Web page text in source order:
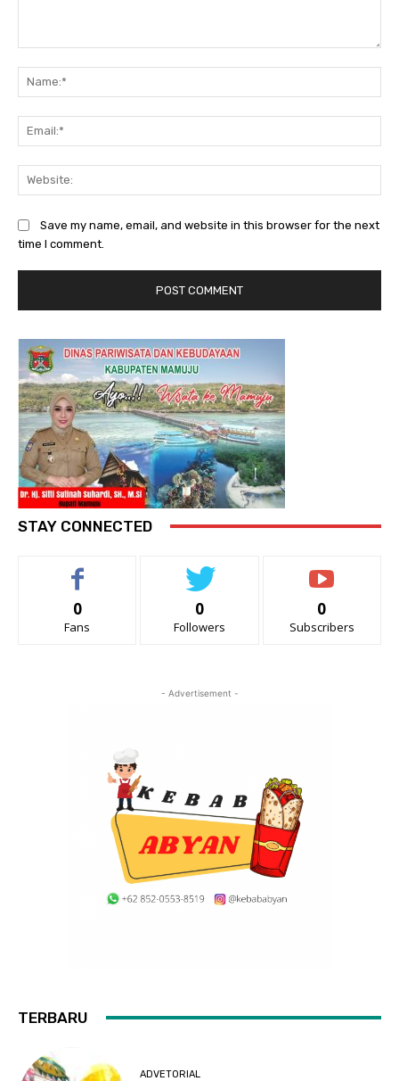
Save my name, email, and website in this browser for the next
time I comment.
STAY CONNECTED
0
Fans
0
Followers
0
Subscribers
- Advertisement -
TERBARU
ADVETORIAL